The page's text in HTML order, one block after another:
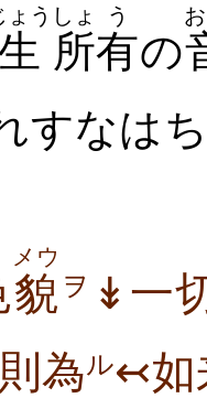
ょう
所
しょ
有
う
の
すなはち
貌
メウ
ヲ ↡一
為ル↢如